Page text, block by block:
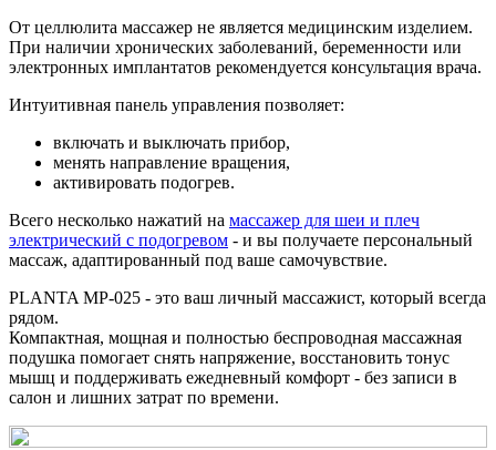
От целлюлита массажер не является медицинским изделием.
При наличии хронических заболеваний, беременности или
электронных имплантатов рекомендуется консультация врача.
Интуитивная панель управления позволяет:
включать и выключать прибор,
менять направление вращения,
активировать подогрев.
Всего несколько нажатий на массажер для шеи и плеч
электрический с подогревом - и вы получаете персональный
массаж, адаптированный под ваше самочувствие.
PLANTA MP-025 - это ваш личный массажист, который всегда
рядом.
Компактная, мощная и полностью беспроводная массажная
подушка помогает снять напряжение, восстановить тонус
мышц и поддерживать ежедневный комфорт - без записи в
салон и лишних затрат по времени.